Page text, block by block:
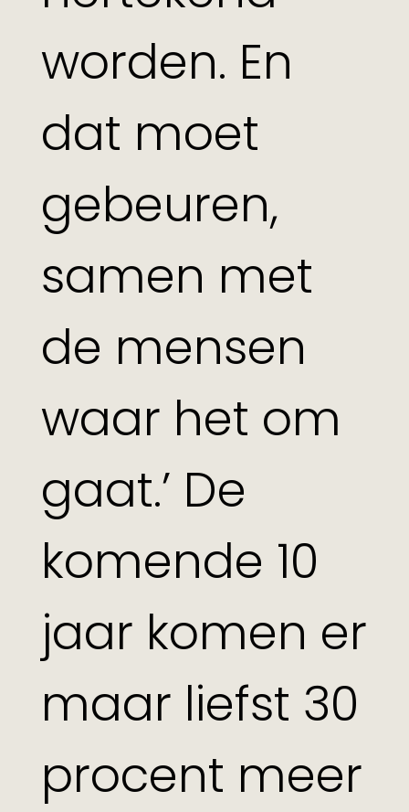
worden. En
dat moet
gebeuren,
samen met
de mensen
waar het om
gaat.’ De
komende 10
jaar komen er
maar liefst 30
procent meer